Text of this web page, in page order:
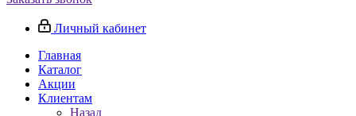
Личный кабинет
Главная
Каталог
Акции
Клиентам
Назад